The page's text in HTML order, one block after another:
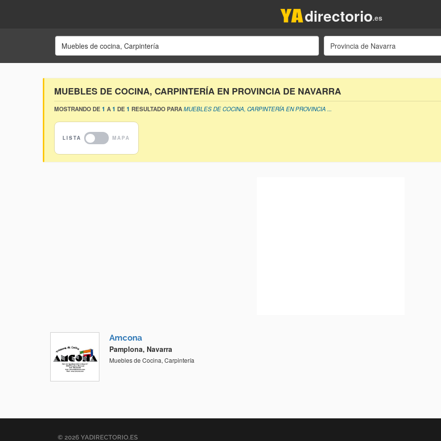
.es
directorio
Provincia de Navarra
MUEBLES DE COCINA, CARPINTERÍA EN PROVINCIA DE NAVARRA
MOSTRANDO DE1 A1 DE1 RESULTADO PARAMUEBLES DE COCINA, CARPINTERÍA EN PROVINCIA ...
Amcona
Pamplona, Navarra
Muebles de Cocina, Carpintería
© 2026 YADIRECTORIO.ES